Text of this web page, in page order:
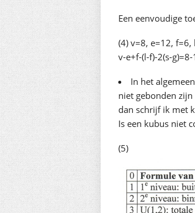
Een eenvoudige
(4) v=8, e=12, f=6,
v-e+f-(l-f)-2(s-
In het
niet gebonden
dan schrijf ik met
Is een kubus niet
(5)